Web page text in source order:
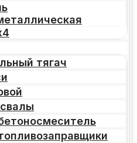
тягач